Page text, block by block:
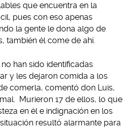
que encuentra en la
pues con eso apenas
la gente le dona algo de
también él come de ahí.
han sido identificadas
y les dejaron comida a los
comerla, comentó don Luis,
Murieron 17 de ellos, lo que
en él e indignación en los
resultó alarmante para